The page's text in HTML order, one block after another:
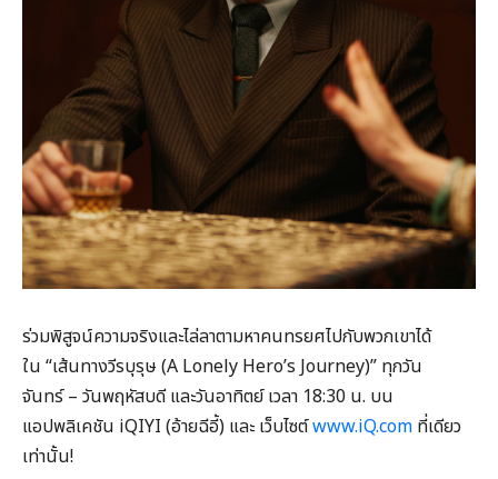
ร่วมพิสูจน์ความจริงและไล่ลาตามหาคนทรยศไปกับพวกเขาได้
ใน “เส้นทางวีรบุรุษ (A Lonely Hero’s Journey)” ทุกวัน
จันทร์ – วันพฤหัสบดี และวันอาทิตย์ เวลา 18:30 น. บน
แอปพลิเคชัน iQIYI (อ้ายฉีอี้) และ เว็บไซต์www.iQ.com ที่เดียว
เท่านั้น!